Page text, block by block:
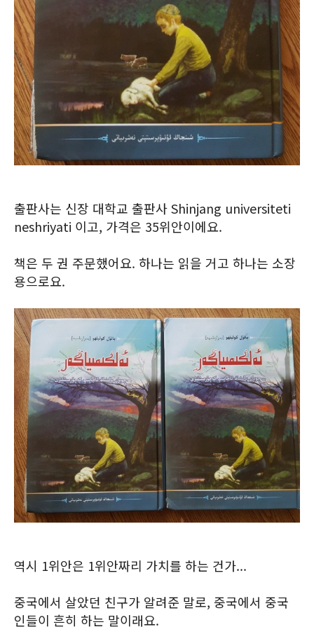
출판사는 신장 대학교 출판사 Shinjang universiteti
neshriyati 이고, 가격은 35위안이에요.
책은 두 권 주문했어요. 하나는 읽을 거고 하나는 소장
용으로요.
역시 1위안은 1위안짜리 가치를 하는 건가...
중국에서 살았던 친구가 알려준 말로, 중국에서 중국
인들이 흔히 하는 말이래요.